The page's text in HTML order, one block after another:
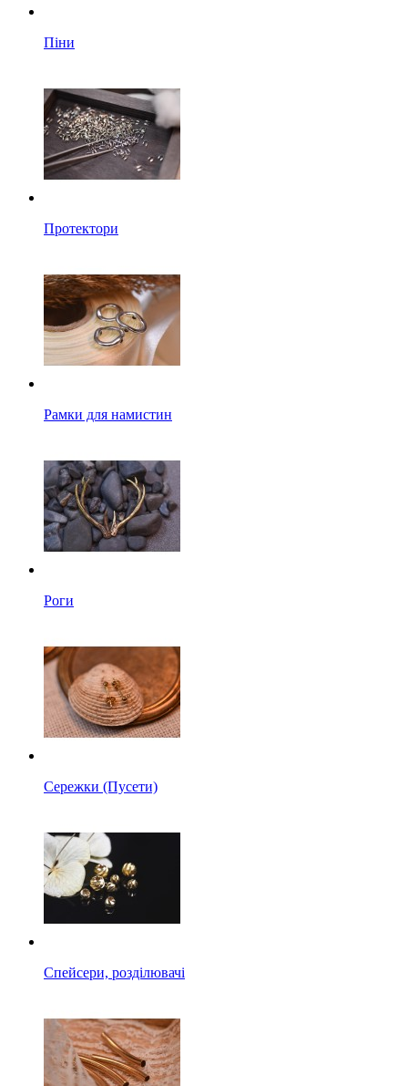
Піни
Протектори
Рамки для намистин
Роги
Сережки (Пусети)
Спейсери, розділювачі